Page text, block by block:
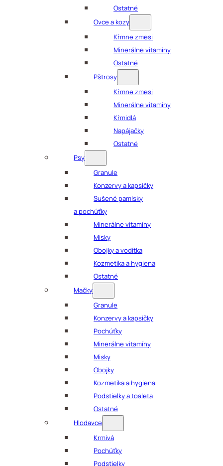
Ostatné
Ovce a kozy
Kŕmne zmesi
Minerálne vitamíny
Ostatné
Pštrosy
Kŕmne zmesi
Minerálne vitamíny
Kŕmidlá
Napájačky
Ostatné
Psy
Granule
Konzervy a kapsičky
Sušené pamlsky
a pochúťky
Minerálne vitamíny
Misky
Obojky a vodítka
Kozmetika a hygiena
Ostatné
Mačky
Granule
Konzervy a kapsičky
Pochúťky
Minerálne vitamíny
Misky
Obojky
Kozmetika a hygiena
Podstielky a toaleta
Ostatné
Hlodavce
Krmivá
Pochúťky
Podstielky